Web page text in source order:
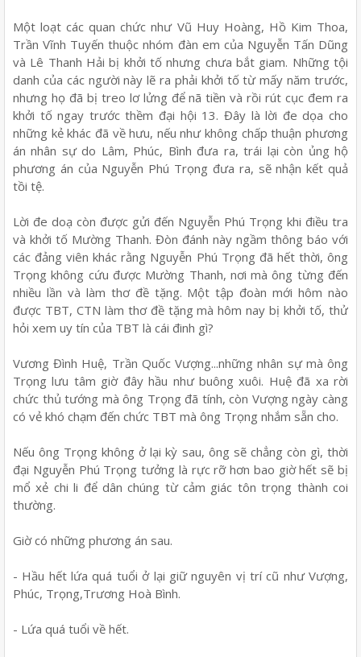
Một loạt các quan chức như Vũ Huy Hoàng, Hồ Kim Thoa,
Trần Vĩnh Tuyến thuộc nhóm đàn em của Nguyễn Tấn Dũng
và Lê Thanh Hải bị khởi tố nhưng chưa bắt giam. Những tội
danh của các người này lẽ ra phải khởi tố từ mấy năm trước,
nhưng họ đã bị treo lơ lửng để nã tiền và rồi rút cục đem ra
khởi tố ngay trước thềm đại hội 13. Đây là lời đe dọa cho
những kẻ khác đã về hưu, nếu như không chấp thuận phương
án nhân sự do Lâm, Phúc, Bình đưa ra, trái lại còn ủng hộ
phương án của Nguyễn Phú Trọng đưa ra, sẽ nhận kết quả
tồi tệ.
Lời đe doạ còn được gửi đến Nguyễn Phú Trọng khi điều tra
và khởi tố Mường Thanh. Đòn đánh này ngầm thông báo với
các đảng viên khác rằng Nguyễn Phú Trọng đã hết thời, ông
Trọng không cứu được Mường Thanh, nơi mà ông từng đến
nhiều lần và làm thơ đề tặng. Một tập đoàn mới hôm nào
được TBT, CTN làm thơ đề tặng mà hôm nay bị khởi tố, thử
hỏi xem uy tín của TBT là cái đinh gì?
Vương Đình Huệ, Trần Quốc Vượng...những nhân sự mà ông
Trọng lưu tâm giờ đây hầu như buông xuôi. Huệ đã xa rời
chức thủ tướng mà ông Trọng đã tính, còn Vượng ngày càng
có vẻ khó chạm đến chức TBT mà ông Trọng nhắm sẵn cho.
Nếu ông Trọng không ở lại kỳ sau, ông sẽ chẳng còn gì, thời
đại Nguyễn Phú Trọng tưởng là rực rỡ hơn bao giờ hết sẽ bị
mổ xẻ chi li để dân chúng từ cảm giác tôn trọng thành coi
thường.
Giờ có những phương án sau.
- Hầu hết lứa quá tuổi ở lại giữ nguyên vị trí cũ như Vượng,
Phúc, Trọng,Trương Hoà Bình.
- Lứa quá tuổi về hết.